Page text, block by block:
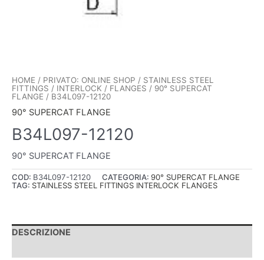
HOME / PRIVATO: ONLINE SHOP / STAINLESS STEEL
FITTINGS / INTERLOCK / FLANGES / 90° SUPERCAT
FLANGE / B34L097-12120
90° SUPERCAT FLANGE
B34L097-12120
90° SUPERCAT FLANGE
COD: B34L097-12120 CATEGORIA: 90° SUPERCAT FLANGE
TAG: STAINLESS STEEL FITTINGS INTERLOCK FLANGES
DESCRIZIONE